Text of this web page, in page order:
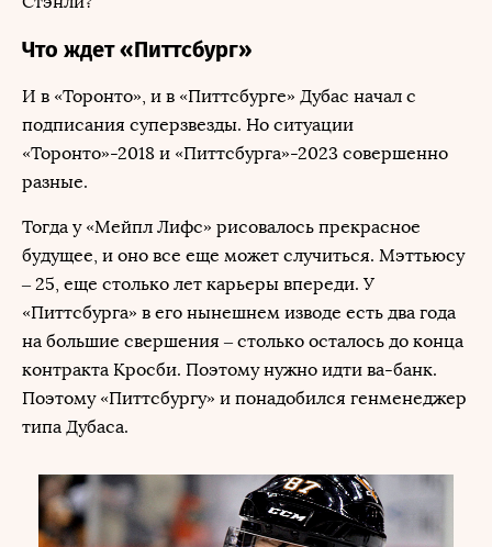
Что ждет «Питтсбург»
И в «Торонто», и в «Питтсбурге» Дубас начал с
подписания суперзвезды. Но ситуации
«Торонто»-2018 и «Питтсбурга»-2023 совершенно
разные.
Тогда у «Мейпл Лифс» рисовалось прекрасное
будущее, и оно все еще может случиться. Мэттьюсу
– 25, еще столько лет карьеры впереди. У
«Питтсбурга» в его нынешнем изводе есть два года
на большие свершения – столько осталось до конца
контракта Кросби. Поэтому нужно идти ва-банк.
Поэтому «Питтсбургу» и понадобился генменеджер
типа Дубаса.